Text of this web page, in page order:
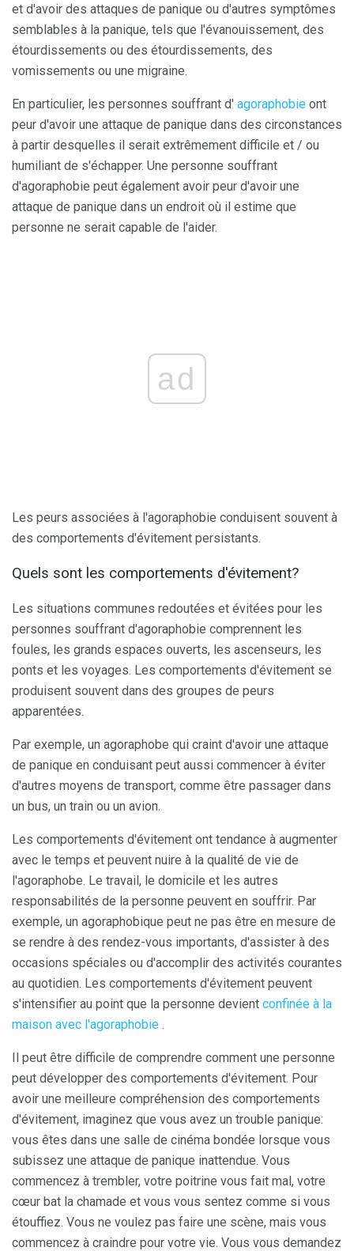
et d'avoir des attaques de panique ou d'autres symptômes
semblables à la panique, tels que l'évanouissement, des
étourdissements ou des étourdissements, des
vomissements ou une migraine.
En particulier, les personnes souffrant d' agoraphobie ont
peur d'avoir une attaque de panique dans des circonstances
à partir desquelles il serait extrêmement difficile et / ou
humiliant de s'échapper. Une personne souffrant
d'agoraphobie peut également avoir peur d'avoir une
attaque de panique dans un endroit où il estime que
personne ne serait capable de l'aider.
ad
Les peurs associées à l'agoraphobie conduisent souvent à
des comportements d'évitement persistants.
Quels sont les comportements d'évitement?
Les situations communes redoutées et évitées pour les
personnes souffrant d'agoraphobie comprennent les
foules, les grands espaces ouverts, les ascenseurs, les
ponts et les voyages. Les comportements d'évitement se
produisent souvent dans des groupes de peurs
apparentées.
Par exemple, un agoraphobe qui craint d'avoir une attaque
de panique en conduisant peut aussi commencer à éviter
d'autres moyens de transport, comme être passager dans
un bus, un train ou un avion.
Les comportements d'évitement ont tendance à augmenter
avec le temps et peuvent nuire à la qualité de vie de
l'agoraphobe. Le travail, le domicile et les autres
responsabilités de la personne peuvent en souffrir. Par
exemple, un agoraphobique peut ne pas être en mesure de
se rendre à des rendez-vous importants, d'assister à des
occasions spéciales ou d'accomplir des activités courantes
au quotidien. Les comportements d'évitement peuvent
s'intensifier au point que la personne devient confinée à la
maison avec l'agoraphobie .
Il peut être difficile de comprendre comment une personne
peut développer des comportements d'évitement. Pour
avoir une meilleure compréhension des comportements
d'évitement, imaginez que vous avez un trouble panique:
vous êtes dans une salle de cinéma bondée lorsque vous
subissez une attaque de panique inattendue. Vous
commencez à trembler, votre poitrine vous fait mal, votre
cœur bat la chamade et vous vous sentez comme si vous
étouffiez. Vous ne voulez pas faire une scène, mais vous
commencez à craindre pour votre vie. Vous vous demandez